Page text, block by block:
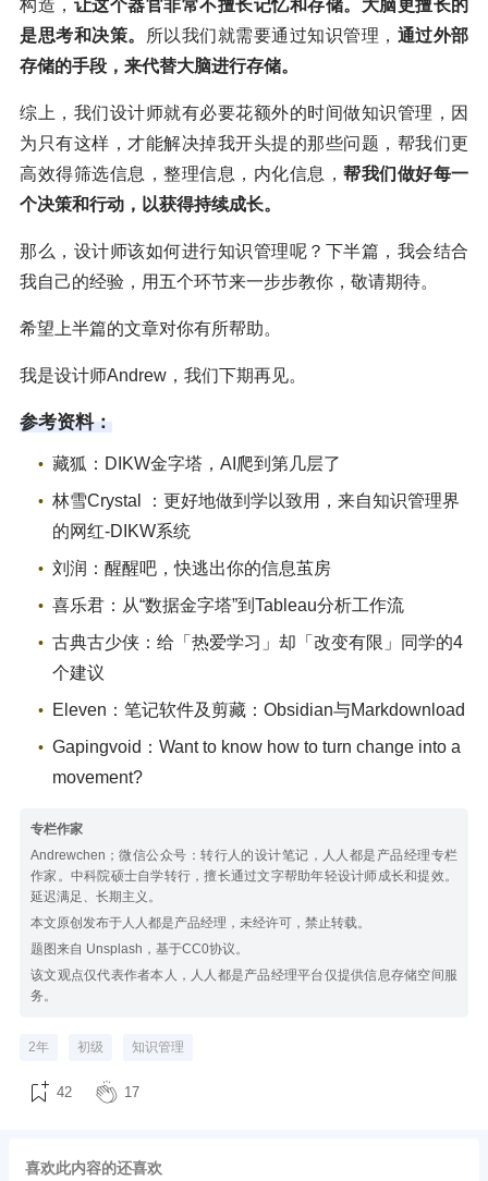
构造， 让这个器官非常不擅长记忆和存储。大脑更擅长的
是思考和决策。
所以我们就需要通过知识管理， 通过外部
存储的手段，来代替大脑进行存储。
综上，我们设计师就有必要花额外的时间做知识管理，因
为只有这样，才能解决掉我开头提的那些问题，帮我们更
高效得筛选信息，整理信息，内化信息， 帮我们做好每一
个决策和行动，以获得持续成长。
那么，设计师该如何进行知识管理呢？下半篇，我会结合
我自己的经验，用五个环节来一步步教你，敬请期待。
希望上半篇的文章对你有所帮助。
我是设计师Andrew，我们下期再见。
参考资料：
藏狐：DIKW金字塔，AI爬到第几层了
林雪Crystal ：更好地做到学以致用，来自知识管理界
的网红-DIKW系统
刘润：醒醒吧，快逃出你的信息茧房
喜乐君：从“数据金字塔”到Tableau分析工作流
古典古少侠：给「热爱学习」却「改变有限」同学的4
个建议
Eleven：笔记软件及剪藏：Obsidian与Markdownload
Gapingvoid：Want to know how to turn change into a
movement?
专栏作家
Andrewchen；微信公众号：转行人的设计笔记，人人都是产品经理专栏
作家。中科院硕士自学转行，擅长通过文字帮助年轻设计师成长和提效。
延迟满足、长期主义。
本文原创发布于人人都是产品经理，未经许可，禁止转载。
题图来自 Unsplash，基于CC0协议。
该文观点仅代表作者本人，人人都是产品经理平台仅提供信息存储空间服
务。
2年 初级 知识管理
42 17
喜欢此内容的还喜欢